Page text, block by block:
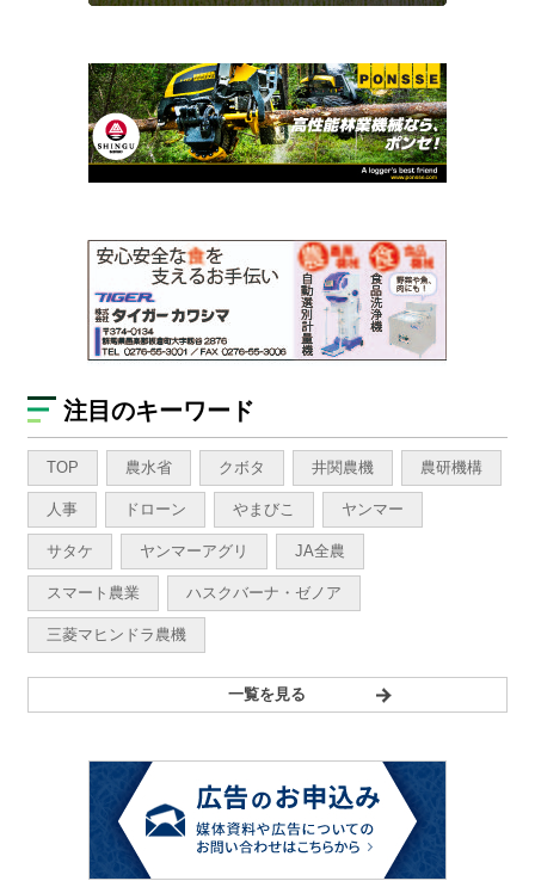
注目のキーワード
TOP 農水省 クボタ 井関農機 農研機構
人事 ドローン やまびこ ヤンマー
サタケ ヤンマーアグリ JA全農
スマート農業 ハスクバーナ・ゼノア
三菱マヒンドラ農機
一覧を見る